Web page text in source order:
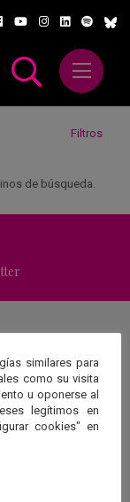
Abrir
Filtros
de búsqueda.
la Ciencia y la
y Universidades
similares para
como su visita
u oponerse al
legítimos en
cookies" en